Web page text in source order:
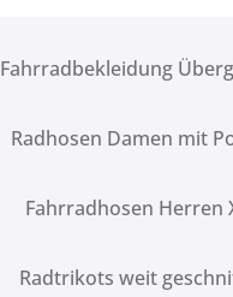
Fahrradbekleidung
Radhosen Damen mit
Fahrradhosen Herren
Radtrikots weit